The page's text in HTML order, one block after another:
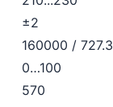
±2
160000 / 727.3
0…100
570